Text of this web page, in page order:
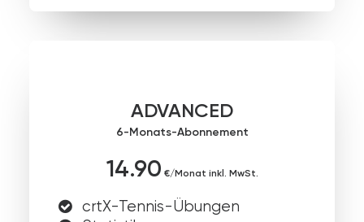
ADVANCED
6-Monats-Abonnement
14.90 €/Monat inkl. MwSt.
crtX-Tennis-Übungen